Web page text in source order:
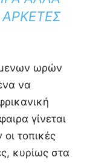
ΑΡΚΕΤΈΣ
ωρών
να
γίνεται
τοπικές
κυρίως στα